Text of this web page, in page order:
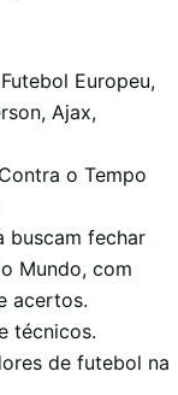
Europeu,
Ajax,
o Tempo
buscam fechar
Mundo, com
acertos.
técnicos.
de futebol na